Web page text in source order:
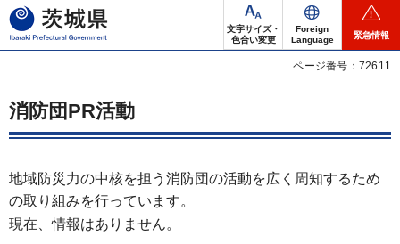
茨城県
文字サイズ・
色合い変更
Foreign
Language
緊急情報
ページ番号：72611
消防団PR活動
地域防災力の中核を担う消防団の活動を広く周知するため
の取り組みを行っています。
現在、情報はありません。